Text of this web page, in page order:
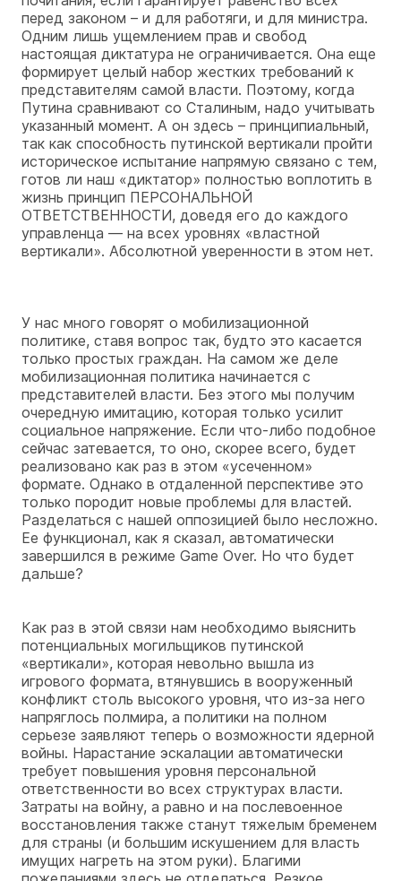
перед законом – и для работяги, и для министра.
Одним лишь ущемлением прав и свобод
настоящая диктатура не ограничивается. Она еще
формирует целый набор жестких требований к
представителям самой власти. Поэтому, когда
Путина сравнивают со Сталиным, надо учитывать
указанный момент. А он здесь – принципиальный,
так как способность путинской вертикали пройти
историческое испытание напрямую связано с тем,
готов ли наш «диктатор» полностью воплотить в
жизнь принцип ПЕРСОНАЛЬНОЙ
ОТВЕТСТВЕННОСТИ, доведя его до каждого
управленца — на всех уровнях «властной
вертикали». Абсолютной уверенности в этом нет.
У нас много говорят о мобилизационной
политике, ставя вопрос так, будто это касается
только простых граждан. На самом же деле
мобилизационная политика начинается с
представителей власти. Без этого мы получим
очередную имитацию, которая только усилит
социальное напряжение. Если что-либо подобное
сейчас затевается, то оно, скорее всего, будет
реализовано как раз в этом «усеченном»
формате. Однако в отдаленной перспективе это
только породит новые проблемы для властей.
Разделаться с нашей оппозицией было несложно.
Ее функционал, как я сказал, автоматически
завершился в режиме Game Over. Но что будет
дальше?
Как раз в этой связи нам необходимо выяснить
потенциальных могильщиков путинской
«вертикали», которая невольно вышла из
игрового формата, втянувшись в вооруженный
конфликт столь высокого уровня, что из-за него
напряглось полмира, а политики на полном
серьезе заявляют теперь о возможности ядерной
войны. Нарастание эскалации автоматически
требует повышения уровня персональной
ответственности во всех структурах власти.
Затраты на войну, а равно и на послевоенное
восстановления также станут тяжелым бременем
для страны (и большим искушением для власть
имущих нагреть на этом руки). Благими